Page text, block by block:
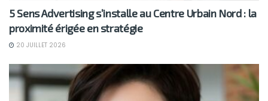
5 Sens Advertising s’installe au Centre Urbain Nord : la
proximité érigée en stratégie
20 JUILLET 2026